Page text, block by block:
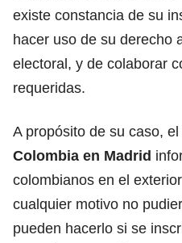
existe constancia de su
hacer uso de su derecho
electoral, y de colaborar
requeridas.
A propósito de su caso, el
Colombia en Madrid
colombianos en el
cualquier motivo no
pueden hacerlo si se